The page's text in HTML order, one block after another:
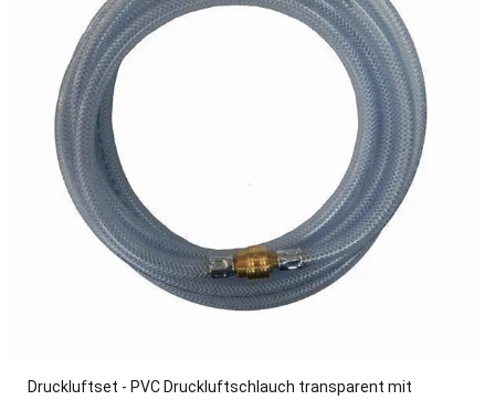
Druckluftset - PVC Druckluftschlauch transparent mit